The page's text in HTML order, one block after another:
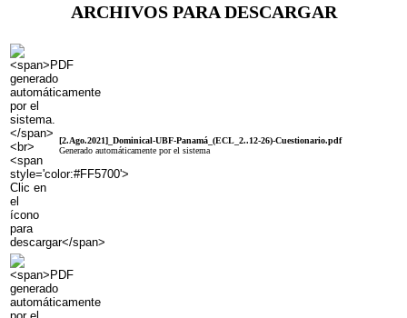
ARCHIVOS PARA DESCARGAR
[2.Ago.2021]_Dominical-UBF-Panamá_(ECL_2..12-26)-Cuestionario.pdf
Generado automáticamente por el sistema